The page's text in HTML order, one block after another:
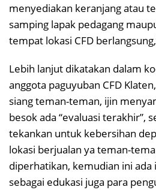
menyediakan keranjang atau
samping lapak pedagang
tempat lokasi CFD
Lebih lanjut dikatakan dalam
anggota paguyuban CFD
siang teman-teman, ijin
besok ada “evaluasi terakhir”,
tekankan untuk kebersihan
lokasi berjualan ya teman-
diperhatikan, kemudian ini ada
sebagai edukasi juga para